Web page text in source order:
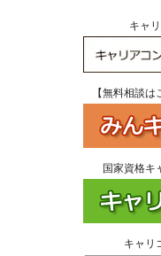
キャ
【無料相談
国家資格キ
キャリ